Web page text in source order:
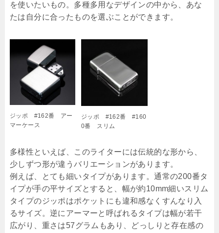
を使いたいもの。多種多用なデザインの中から、あな
たは自分に合ったものを選ぶことができます。
ジッポ #162番 アー
マーケース
ジッポ #162番 #160
0番 スリム
多様性といえば、このライターには伝統的な形から、
少しずつ形が違うバリエーションがあります。
例えば、とても細いタイプがあります。通常の200番タ
イプが手の平サイズとすると、幅が約10mm細いスリム
タイプのジッポはポケットにも違和感なくすんなり入
るサイズ。逆にアーマーと呼ばれるタイプは幅が若干
広がり、重さは57グラムもあり、どっしりと存在感の